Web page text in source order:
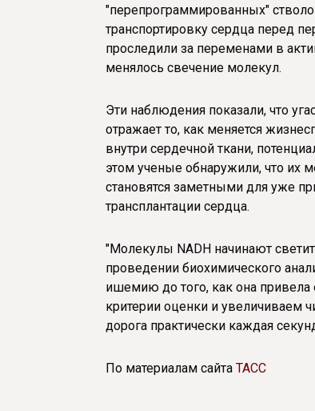
"перепрограммированных"
транспортировку сердца перед
проследили за переменами в
менялось свечение молекул.
Эти наблюдения показали, что
отражает то, как меняется
внутри сердечной ткани,
этом ученые обнаружили, что их
становятся заметными для уже
трансплантации сердца.
"Молекулы NADH начинают
проведении биохимического
ишемию до того, как она
критерии оценки и увеличиваем
дорога практически каждая
По материалам сайта ТАСС